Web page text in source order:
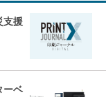
支援
ーベ